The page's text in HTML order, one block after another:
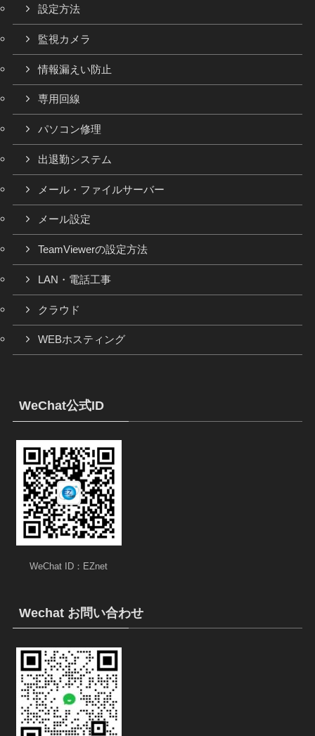
設定方法
監視カメラ
情報漏えい防止
専用回線
パソコン修理
出退勤システム
メール・ファイルサーバー
メール設定
TeamViewerの設定方法
LAN・電話工事
クラウド
WEBホスティング
WeChat公式ID
WeChat ID：EZnet
Wechat お問い合わせ